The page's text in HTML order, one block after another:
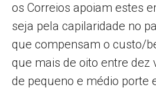
os Correios apoiam estes
seja pela capilaridade no
que compensam o custo/
que mais de oito entre dez
de pequeno e médio porte